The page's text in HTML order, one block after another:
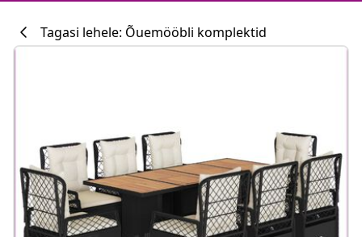
#sharemevidaxl
Tagasi lehele: Õuemööbli komplektid